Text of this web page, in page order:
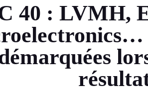
40 : LVMH,